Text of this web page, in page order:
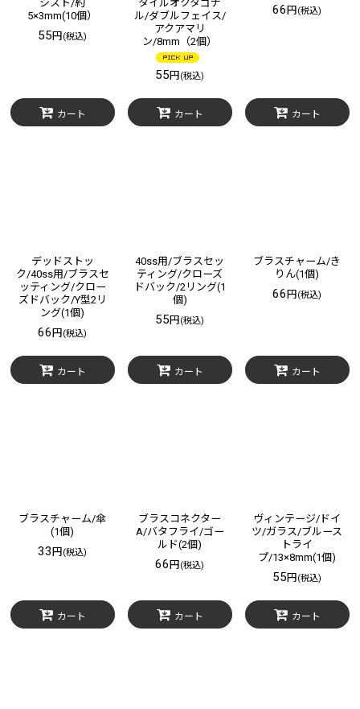
シスト/約
5×3mm(10個）
55円 (税込)
カート
タイルオクタゴナ
ル/ダブルフェイス/
アクアマリ
ン/8mm（2個）
55円 (税込)
カート
66円 (税込)
カート
デッドストッ
ク/40ss用/ブラスセ
ッティング/クロー
ズドバック/Y型2リ
ング(1個)
66円 (税込)
カート
40ss用/ブラスセッ
ティング/クローズ
ドバック/2リング(1
個)
55円 (税込)
カート
ブラスチャーム/き
りん(1個)
66円 (税込)
カート
ブラスチャーム/傘
(1個)
33円 (税込)
カート
ブラスコネクター
A/バタフライ/ゴー
ルド(2個)
66円 (税込)
カート
ヴィンテージ/ドイ
ツ/ガラス/ブルース
トライ
プ/13×8mm(1個)
55円 (税込)
カート